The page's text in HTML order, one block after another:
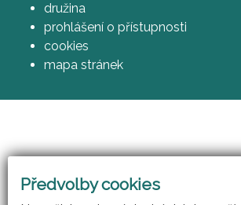
družina
prohlášení o přístupnosti
cookies
mapa stránek
(CZ.1.07/1.3.00/51.0007)
Předvolby cookies